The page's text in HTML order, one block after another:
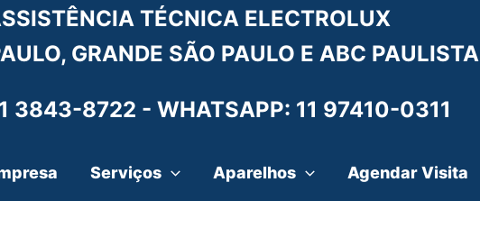
TÉCNICA ELECTROLUX
GRANDE SÃO PAULO E ABC PAULISTA
3843-8722 - WHATSAPP: 11 97410-0311
Serviços Aparelhos Agendar Visita